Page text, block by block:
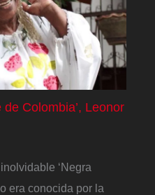
Colombia’, Leonor
‘Negra
era conocida por la